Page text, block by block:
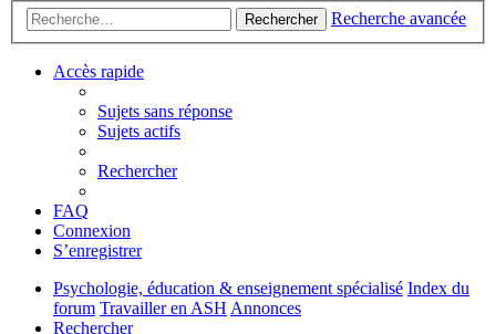
Rechercher Recherche avancée
Accès rapide
Sujets sans réponse
Sujets actifs
Rechercher
FAQ
Connexion
S’enregistrer
Psychologie, éducation & enseignement spécialisé Index du
forum Travailler en ASH Annonces
Rechercher